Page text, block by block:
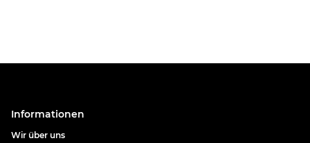
Informationen
Wir über uns